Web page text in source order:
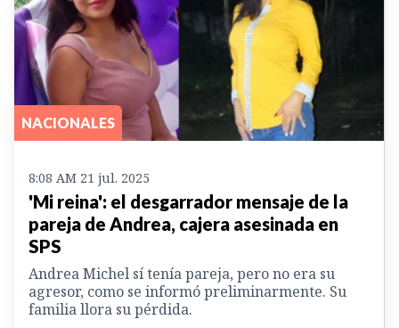
NACIONALES
8:08 AM 21 jul. 2025
'Mi reina': el desgarrador mensaje de la
pareja de Andrea, cajera asesinada en
SPS
Andrea Michel sí tenía pareja, pero no era su
agresor, como se informó preliminarmente. Su
familia llora su pérdida.